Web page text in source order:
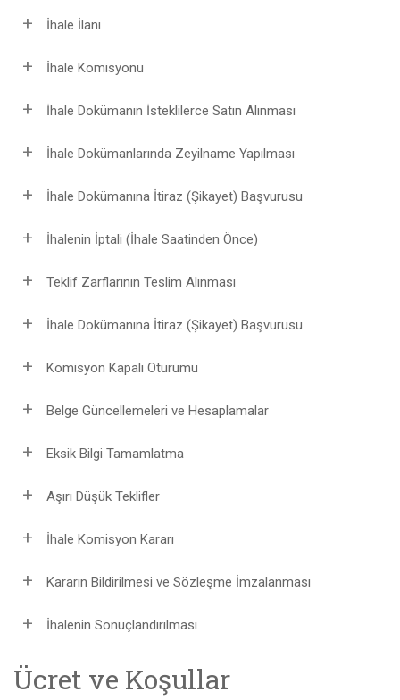
İhale İlanı
İhale Komisyonu
İhale Dokümanın İsteklilerce Satın Alınması
İhale Dokümanlarında Zeyilname Yapılması
İhale Dokümanına İtiraz (Şikayet) Başvurusu
İhalenin İptali (İhale Saatinden Önce)
Teklif Zarflarının Teslim Alınması
İhale Dokümanına İtiraz (Şikayet) Başvurusu
Komisyon Kapalı Oturumu
Belge Güncellemeleri ve Hesaplamalar
Eksik Bilgi Tamamlatma
Aşırı Düşük Teklifler
İhale Komisyon Kararı
Kararın Bildirilmesi ve Sözleşme İmzalanması
İhalenin Sonuçlandırılması
Ücret ve Koşullar